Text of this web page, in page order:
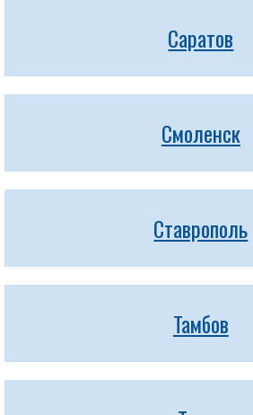
Саратов
Смоленск
Ставрополь
Тамбов